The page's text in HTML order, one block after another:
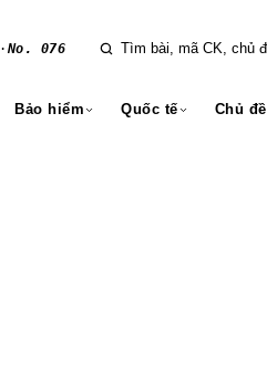
· No. 076
Bảo hiểm Quốc tế Chủ đề